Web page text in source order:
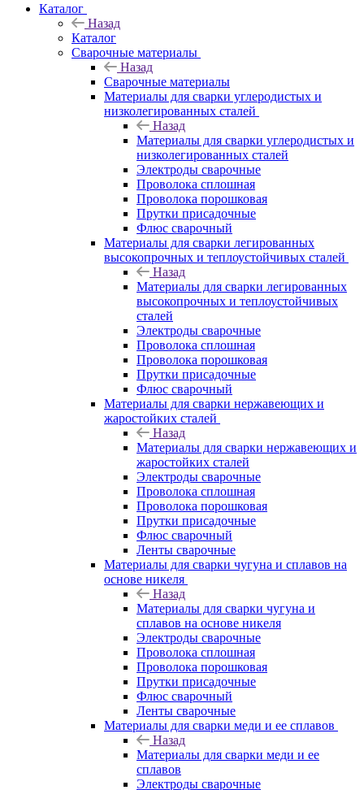
Каталог
Назад
Каталог
Сварочные материалы
Назад
Сварочные материалы
Материалы для сварки углеродистых и
низколегированных сталей
Назад
Материалы для сварки углеродистых и
низколегированных сталей
Электроды сварочные
Проволока сплошная
Проволока порошковая
Прутки присадочные
Флюс сварочный
Материалы для сварки легированных
высокопрочных и теплоустойчивых сталей
Назад
Материалы для сварки легированных
высокопрочных и теплоустойчивых
сталей
Электроды сварочные
Проволока сплошная
Проволока порошковая
Прутки присадочные
Флюс сварочный
Материалы для сварки нержавеющих и
жаростойких сталей
Назад
Материалы для сварки нержавеющих и
жаростойких сталей
Электроды сварочные
Проволока сплошная
Проволока порошковая
Прутки присадочные
Флюс сварочный
Ленты сварочные
Материалы для сварки чугуна и сплавов на
основе никеля
Назад
Материалы для сварки чугуна и
сплавов на основе никеля
Электроды сварочные
Проволока сплошная
Проволока порошковая
Прутки присадочные
Флюс сварочный
Ленты сварочные
Материалы для сварки меди и ее сплавов
Назад
Материалы для сварки меди и ее
сплавов
Электроды сварочные